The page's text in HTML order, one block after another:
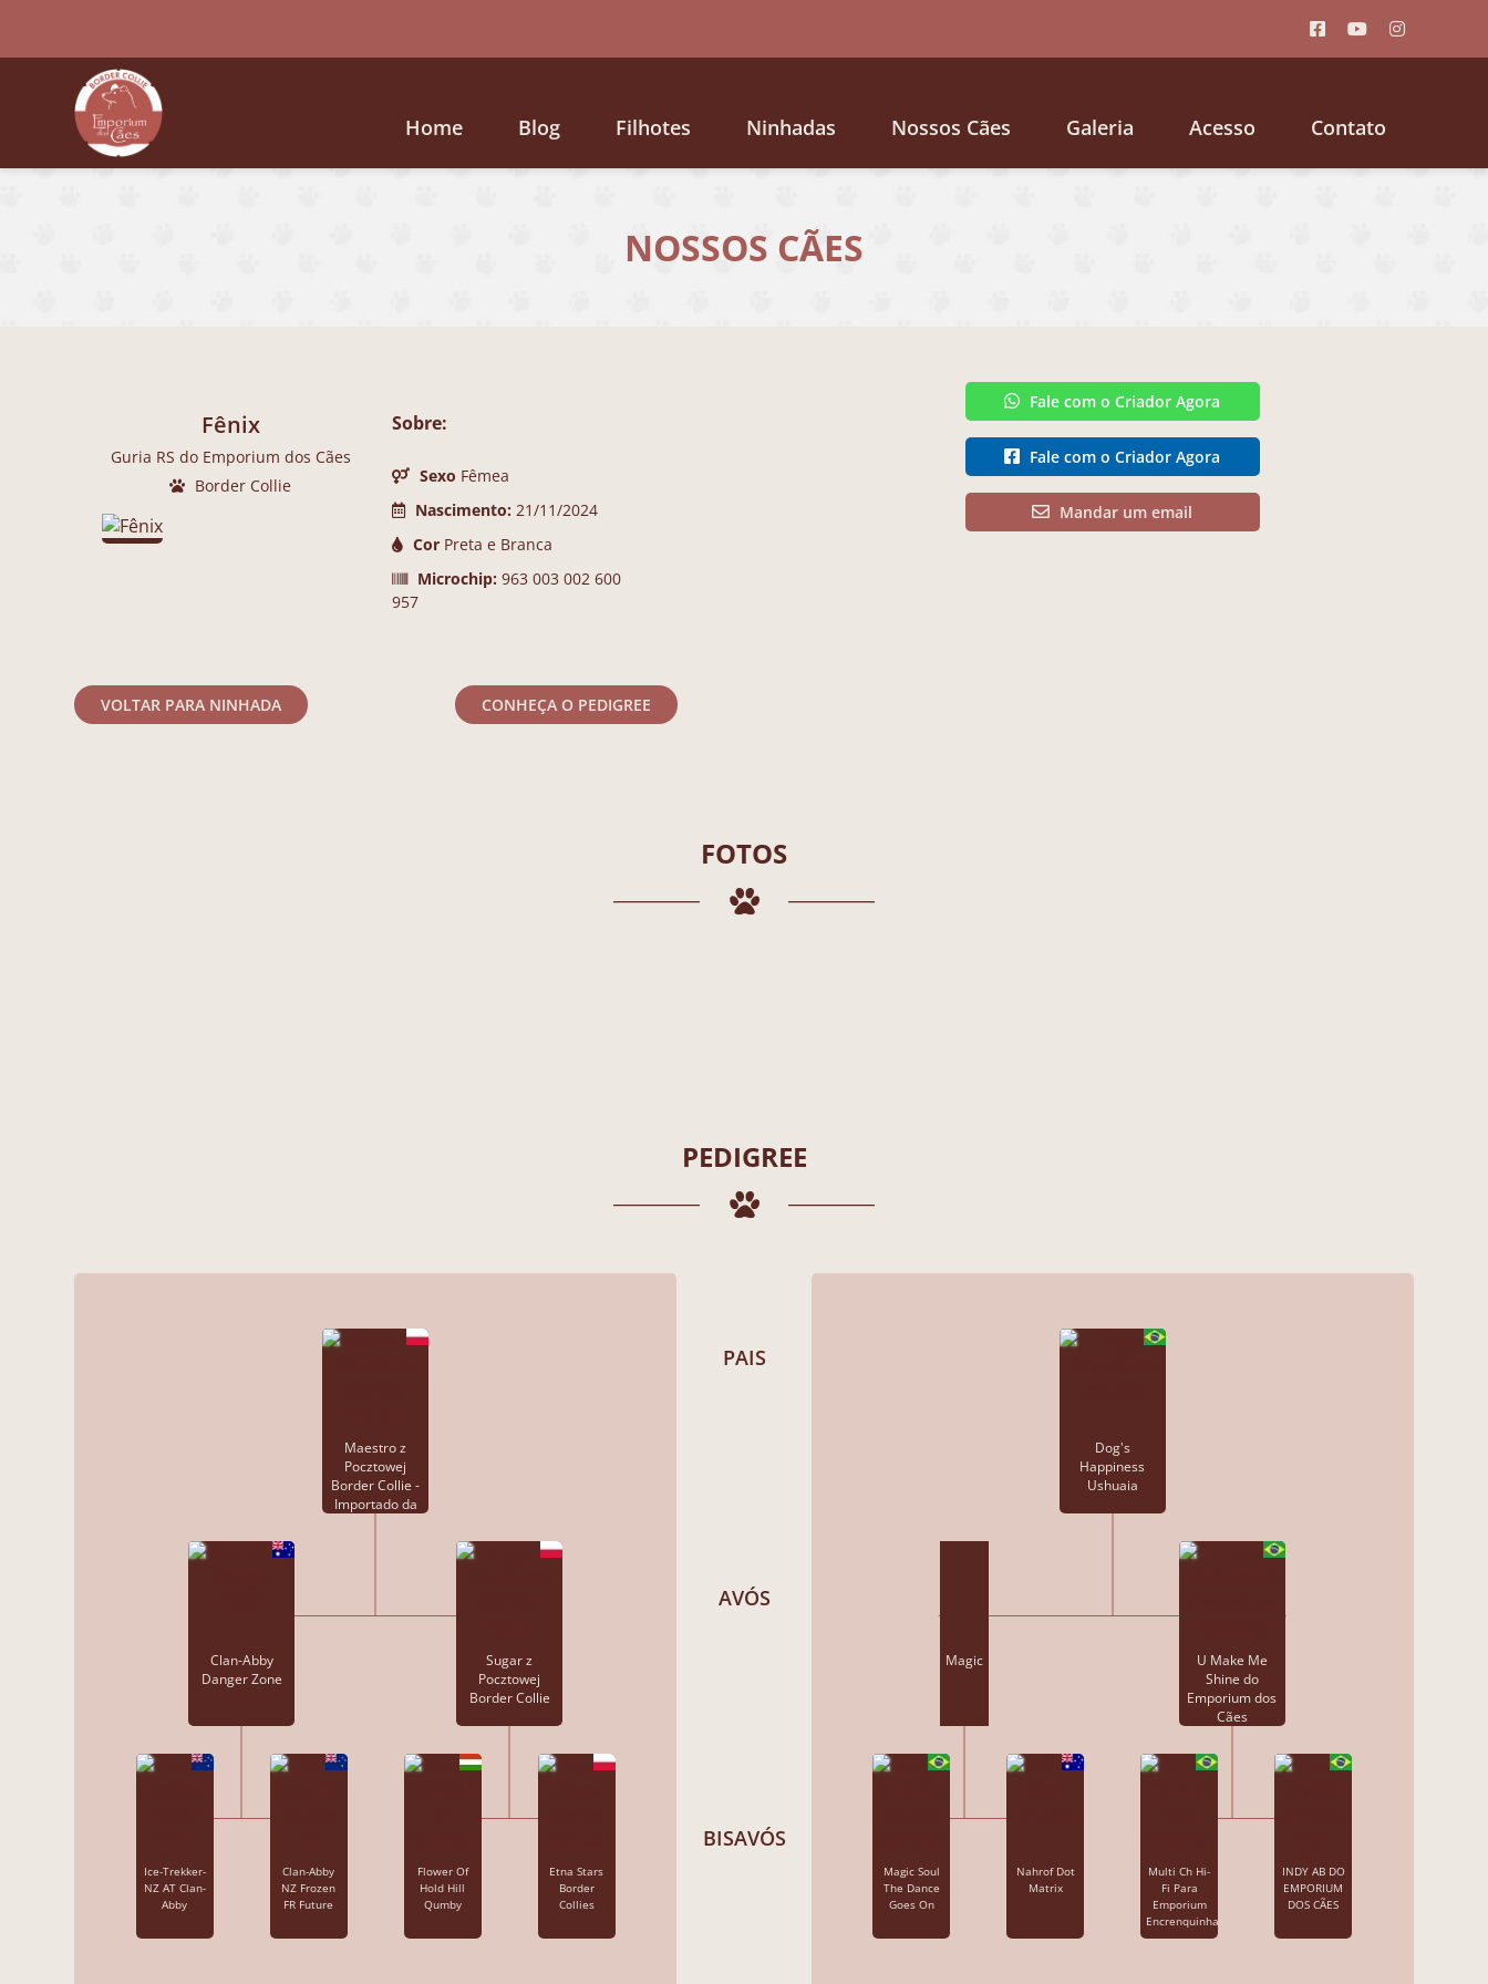
Home Blog Filhotes Ninhadas Nossos Cães Galeria Acesso Contato
NOSSOS CÃES
Fênix
Guria RS do Emporium dos Cães
Border Collie
Sobre:
Sexo Fêmea
Nascimento: 21/11/2024
Cor Preta e Branca
Microchip: 963 003 002 600
957
VOLTAR PARA NINHADA CONHEÇA O PEDIGREE
Fale com o Criador Agora
Fale com o Criador Agora
Mandar um email
FOTOS
PEDIGREE
Maestro z
Pocztowej
Border Collie -
Importado da
Clan-Abby
Danger Zone
Sugar z
Pocztowej
Border Collie
Ice-Trekker-
NZ AT Clan-
Abby
Clan-Abby
NZ Frozen
FR Future
Flower Of
Hold Hill
Qumby
Etna Stars
Border
Collies
PAIS
AVÓS
BISAVÓS
Dog's
Happiness
Ushuaia
Magic
U Make Me
Shine do
Emporium dos
Cães
Magic Soul
The Dance
Goes On
Nahrof Dot
Matrix
Multi Ch Hi-
Fi Para
Emporium
Encrenquinha's
INDY AB DO
EMPORIUM
DOS CÃES